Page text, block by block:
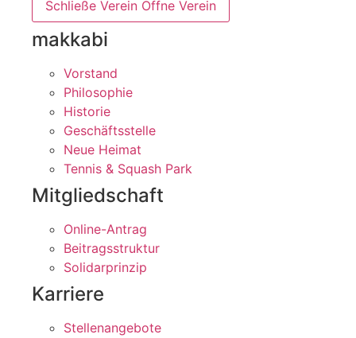
Schließe Verein Öffne Verein
makkabi
Vorstand
Philosophie
Historie
Geschäftsstelle
Neue Heimat
Tennis & Squash Park
Mitgliedschaft
Online-Antrag
Beitragsstruktur
Solidarprinzip
Karriere
Stellenangebote